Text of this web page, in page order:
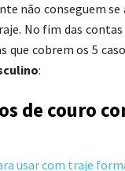
não conseguem
No fim das
que cobrem os 5
:
de couro